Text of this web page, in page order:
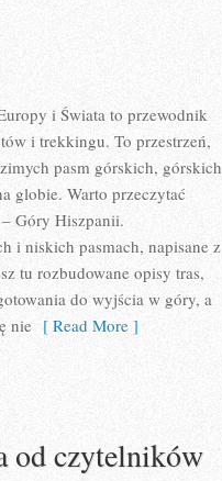
i Świata to przewodnik
i trekkingu. To przestrzeń,
pasm górskich, górskich
globie. Warto przeczytać
Góry Hiszpanii.
i niskich pasmach, napisane z
tu rozbudowane opisy tras,
do wyjścia w góry, a
nie [ Read More ]
od czytelników